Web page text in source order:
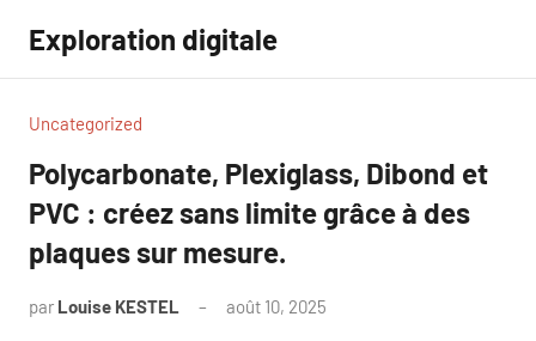
contenu
Exploration digitale
Uncategorized
Polycarbonate, Plexiglass, Dibond et
PVC : créez sans limite grâce à des
plaques sur mesure.
par Louise KESTEL août 10, 2025